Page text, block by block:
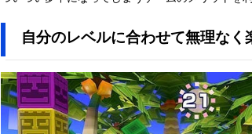
自分のレベルに合わせて無理なく